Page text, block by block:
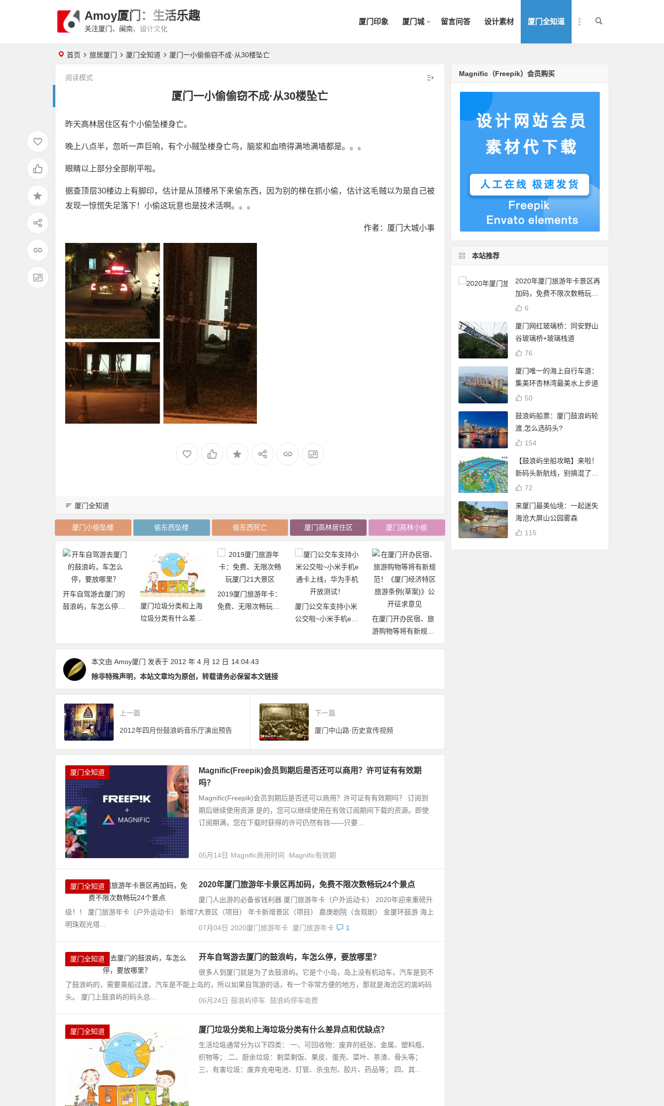
Amoy厦门：生活乐趣
关注厦门、闽南、设计文化
厦门印象 厦门城 留言问答 设计素材 厦门全知道
首页 旅居厦门 厦门全知道 厦门一小偷偷窃不成·从30楼坠亡
厦门一小偷偷窃不成·从30楼坠亡
阅读模式
昨天高林居住区有个小偷坠楼身亡。
晚上八点半，忽听一声巨响，有个小贼坠楼身亡鸟，脑浆和血喷得满地满墙都是。。。
眼睛以上部分全部削平啦。
据查顶层30楼边上有脚印，估计是从顶楼吊下来偷东西，因为别的梯在抓小偷，估计这毛贼以为是自己被
发现一惊慌失足落下！小偷这玩意也是技术活啊。。。
作者：厦门大城小事
厦门全知道
厦门小偷坠楼 偷东西坠楼 偷东西死亡 厦门高林居住区 厦门高林小偷
开车自驾游去厦门的
鼓浪屿，车怎么停，
厦门垃圾分类和上海
垃圾分类有什么差异
2019厦门旅游年卡：
免费、无限次畅玩厦
厦门公交车支持小米
公交啦~小米手机e通
放测试！
在厦门开办民宿、旅
游购物等将有新规
范！《厦门经济特区
本文由 Amoy厦门 发表于 2012 年 4 月 12 日 14:04:43
除非特殊声明，本站文章均为原创，转载请务必保留本文链接
上一篇
2012年四月份鼓浪屿音乐厅演出预告
下一篇
厦门中山路·历史宣传视频
厦门全知道
Magnific(Freepik)会员到期后是否还可以商用？许可证有有效期
吗？
Magnific(Freepik)会员到期后是否还可以商用？许可证有有效期吗？ 订阅到
期后继续使用资源 是的，您可以继续使用在有效订阅期间下载的资源。即使
订阅期满，您在下载时获得的许可仍然有效——只要...
05月14日 Magnific商用时间 Magnific有效期
厦门全知道 2020年厦门旅游年卡景区再加码，免费不限次数畅玩24个景点
厦门人出游的必备省钱利器 厦门旅游年卡（户外运动卡） 2020年迎来重磅升
级！！ 厦门旅游年卡（户外运动卡） 新增7大景区（项目） 年卡新增景区（项目） 嘉庚剧院（含观剧） 金厦环鼓游 海上
明珠观光塔...
07月04日 2020厦门旅游年卡 厦门旅游年卡 1
厦门全知道 开车自驾游去厦门的鼓浪屿，车怎么停，要放哪里？
很多人到厦门就是为了去鼓浪屿。它是个小岛，岛上没有机动车，汽车是到不
了鼓浪屿的，需要乘船过渡，汽车是不能上岛的，所以如果自驾游的话，有一个非常方便的地方，那就是海沧区的嵩屿码
头。 厦门上鼓浪屿的码头总...
06月24日 鼓浪屿停车 鼓浪屿停车收费
厦门全知道 厦门垃圾分类和上海垃圾分类有什么差异点和优缺点？
生活垃圾通常分为以下四类： 一、可回收物：废弃的纸张、金属、塑料瓶、
织物等； 二、厨余垃圾：剩菜剩饭、果皮、蛋壳、菜叶、茶渣、骨头等；
三、有害垃圾：废弃充电电池、灯管、杀虫剂、胶片、药品等； 四、其...
Magnific（Freepik）会员购买
本站推荐
2020年厦门旅游年卡景区再
加码，免费不限次数畅玩24
个景点
6
厦门网红玻璃桥：同安野山
谷玻璃桥+玻璃栈道
76
厦门唯一的海上自行车道：
集美环杏林湾最美水上步道
50
鼓浪屿船票：厦门鼓浪屿轮
渡,怎么选码头?
154
【鼓浪屿坐船攻略】来啦！
新码头新航线，别搞混了
哦！72
来厦门最美仙境：一起迷失
海沧大屏山公园雾森
115